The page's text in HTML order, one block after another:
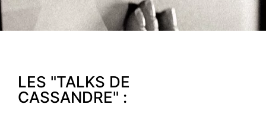
LES "TALKS DE
CASSANDRE" :